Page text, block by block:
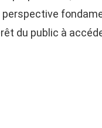
perspective
du public à